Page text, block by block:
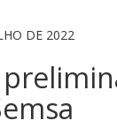
DE 2022